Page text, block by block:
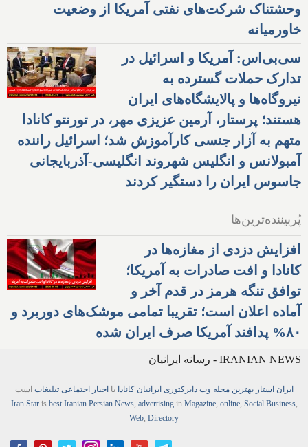
وحشتناک شرکت‌های نفتی آمریکا از وضعیت
خاورمیانه
سی‌بی‌اس: آمریکا و اسرائیل در
تدارک حملات گسترده به
نیروگاه‌ها و پالایشگاه‌های ایران
هستند؛ پرستار، آرمین عزیزی مهر، در تورنتو کانادا
متهم به آزار جنسی کارآموزش شد؛ اسرائیل راننده
آمبولانس و انگلیس شهروند انگلیسی-آذربایجانی
جاسوس ایران را دستگیر کردند
پُربیننده‌ترین‌ها
افزایش دزدی از مغازه‌ها در
کانادا و افت صادرات به آمریکا؛
توافق تنگه هرمز در قدم آخر و
آماده اعلان است؛ تقریبا تمامی موشک‌های دوربرد و
۸۰% پدافند آمریکا صرف ایران شده
IRANIAN NEWS - رسانه ایرانیان
ایران استار بهترین مجله وب دایرکتوری ایرانیان کانادا بااخبار اجتماعی تبلیغات است
Iran Staris best Iranian Persian News, advertisingin Magazine, online, Social Business,
Web Directory